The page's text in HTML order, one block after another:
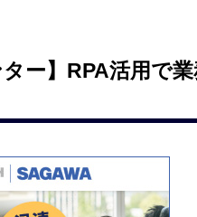
ー】RPA活用で業